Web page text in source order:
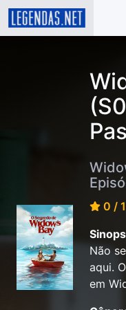
0 /
Não
aqui.
em